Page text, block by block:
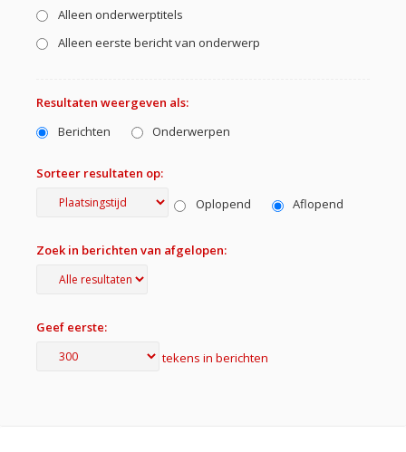
Alleen onderwerptitels
Alleen eerste bericht van onderwerp
Resultaten weergeven als:
Berichten
Onderwerpen
Sorteer resultaten op:
Oplopend
Aflopend
Zoek in berichten van afgelopen:
Geef eerste:
tekens in berichten